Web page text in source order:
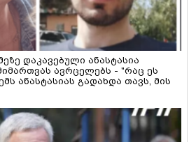
დაკავებული ანასტასია
ავრცელებს - "რაც ეს
ანასტასიას გადახდა თავს, მის